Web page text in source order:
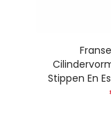
Stippen En